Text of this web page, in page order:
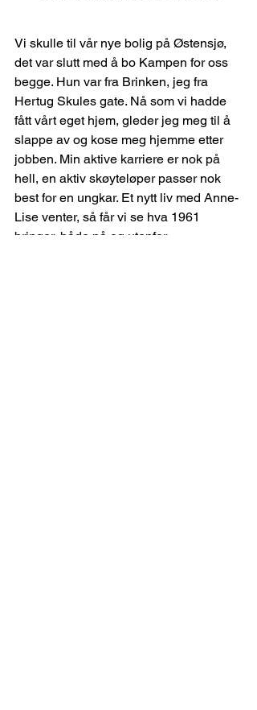
Vi skulle til vår nye bolig på Østensjø,
det var slutt med å bo Kampen for oss
begge. Hun var fra Brinken, jeg fra
Hertug Skules gate. Nå som vi hadde
fått vårt eget hjem, gleder jeg meg til å
slappe av og kose meg hjemme etter
jobben. Min aktive karriere er nok på
hell, en aktiv skøyteløper passer nok
best for en ungkar. Et nytt liv med Anne-
Lise venter, så får vi se hva 1961
bringer, både på og utenfor